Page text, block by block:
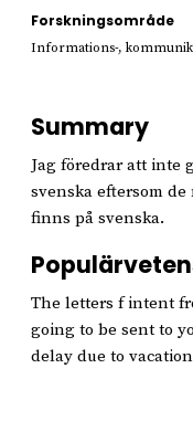
Forskningsområde
Informations-,
Summary
Jag föredrar att inte
svenska eftersom
finns på svenska.
The letters f intent
going to be sent to
delay due to